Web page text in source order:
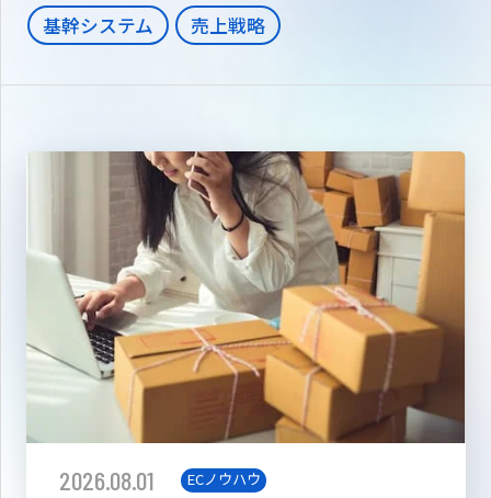
基幹システム
売上戦略
2026.08.01 ECノウハウ